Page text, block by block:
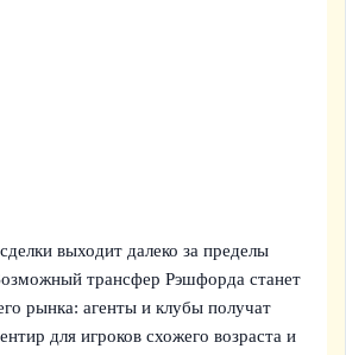
выходит далеко за пределы
трансфер Рэшфорда станет
рынка: агенты и клубы получат
для игроков схожего возраста и